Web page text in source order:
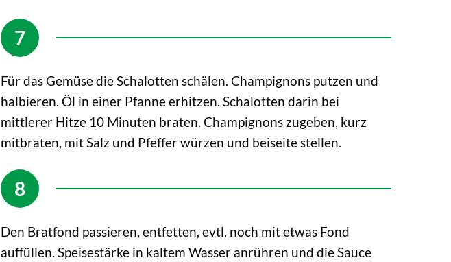
Für das Gemüse die Schalotten schälen. Champignons putzen und
halbieren. Öl in einer Pfanne erhitzen. Schalotten darin bei
mittlerer Hitze 10 Minuten braten. Champignons zugeben, kurz
mitbraten, mit Salz und Pfeffer würzen und beiseite stellen.
Den Bratfond passieren, entfetten, evtl. noch mit etwas Fond
auffüllen. Speisestärke in kaltem Wasser anrühren und die Sauce